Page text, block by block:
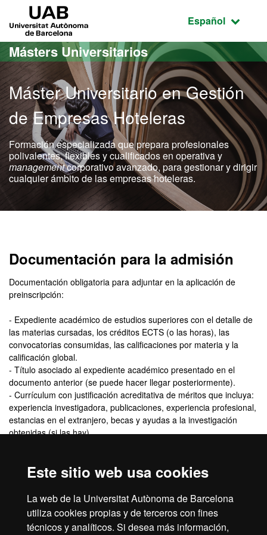
Este sitio web usa cookies
La web de la Universitat Autònoma de Barcelona
utiliza cookies propias y de terceros con fines
técnicos y analíticos. Si desea más información,
Acceso al contenido principal
Acceso a la navegación de la página
Idioma
Español
Másters Universitarios
Máster Universitario en Gestión
de Empresas Hoteleras
Formación especializada que prepara profesionales
polivalentes, flexibles y cualificados en operativa y
managementcorporativo avanzado, para gestionar y dirigir
cualquier ámbito de las empresas hoteleras.
Documentación para la admisión
Documentación obligatoria para adjuntar en la aplicación de
preinscripción:
- Expediente académico de estudios superiores con el detalle de
las materias cursadas, los créditos ECTS (o las horas), las
convocatorias consumidas, las calificaciones por materia y la
calificación global.
- Título asociado al expediente académico presentado en el
documento anterior (se puede hacer llegar posteriormente).
- Currículum con justificación acreditativa de méritos que incluya:
experiencia investigadora, publicaciones, experiencia profesional,
estancias en el extranjero, becas y ayudas a la investigación
obtenidas (si las hay).
cuenta los plazos de tramitación. Para mayor información,
Service.